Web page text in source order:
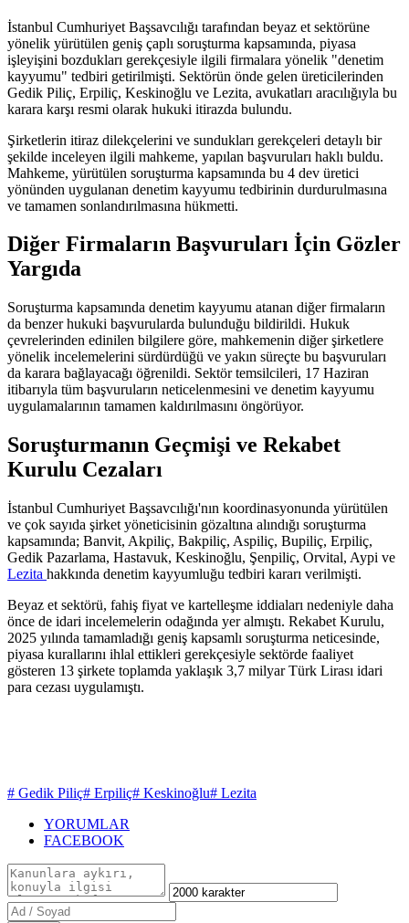
İstanbul Cumhuriyet Başsavcılığı tarafından beyaz et sektörüne
yönelik yürütülen geniş çaplı soruşturma kapsamında, piyasa
işleyişini bozdukları gerekçesiyle ilgili firmalara yönelik "denetim
kayyumu" tedbiri getirilmişti. Sektörün önde gelen üreticilerinden
Gedik Piliç, Erpiliç, Keskinoğlu ve Lezita, avukatları aracılığıyla bu
karara karşı resmi olarak hukuki itirazda bulundu.
Şirketlerin itiraz dilekçelerini ve sundukları gerekçeleri detaylı bir
şekilde inceleyen ilgili mahkeme, yapılan başvuruları haklı buldu.
Mahkeme, yürütülen soruşturma kapsamında bu 4 dev üretici
yönünden uygulanan denetim kayyumu tedbirinin durdurulmasına
ve tamamen sonlandırılmasına hükmetti.
Diğer Firmaların Başvuruları İçin Gözler
Yargıda
Soruşturma kapsamında denetim kayyumu atanan diğer firmaların
da benzer hukuki başvurularda bulunduğu bildirildi. Hukuk
çevrelerinden edinilen bilgilere göre, mahkemenin diğer şirketlere
yönelik incelemelerini sürdürdüğü ve yakın süreçte bu başvuruları
da karara bağlayacağı öğrenildi. Sektör temsilcileri, 17 Haziran
itibarıyla tüm başvuruların neticelenmesini ve denetim kayyumu
uygulamalarının tamamen kaldırılmasını öngörüyor.
Soruşturmanın Geçmişi ve Rekabet
Kurulu Cezaları
İstanbul Cumhuriyet Başsavcılığı'nın koordinasyonunda yürütülen
ve çok sayıda şirket yöneticisinin gözaltına alındığı soruşturma
kapsamında; Banvit, Akpiliç, Bakpiliç, Aspiliç, Bupiliç, Erpiliç,
Gedik Pazarlama, Hastavuk, Keskinoğlu, Şenpiliç, Orvital, Aypi ve
Lezita hakkında denetim kayyumluğu tedbiri kararı verilmişti.
Beyaz et sektörü, fahiş fiyat ve kartelleşme iddiaları nedeniyle daha
önce de idari incelemelerin odağında yer almıştı. Rekabet Kurulu,
2025 yılında tamamladığı geniş kapsamlı soruşturma neticesinde,
piyasa kurallarını ihlal ettikleri gerekçesiyle sektörde faaliyet
gösteren 13 şirkete toplamda yaklaşık 3,7 milyar Türk Lirası idari
para cezası uygulamıştı.
# Gedik Piliç# Erpiliç# Keskinoğlu# Lezita
YORUMLAR
FACEBOOK